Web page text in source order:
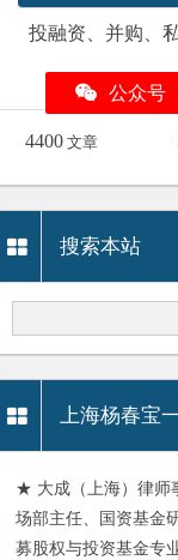
投融资、并购、
公众号
4400 文章
搜索本站
上海杨春宝
★ 大成（上海）律师
场部主任、国资基金
募股权与投资基金专